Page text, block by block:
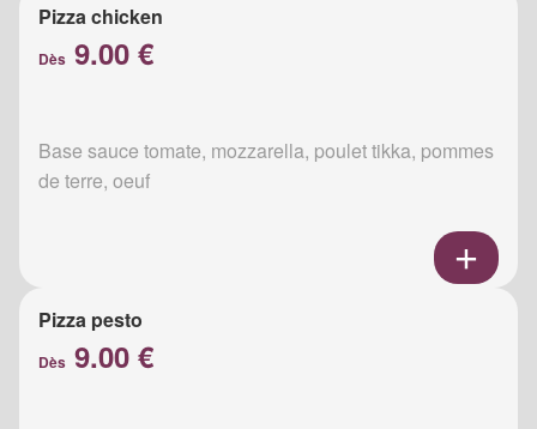
Pizza chicken
Dès 9.00 €
Base sauce tomate, mozzarella, poulet tikka, pommes
de terre, oeuf
Pizza pesto
Dès 9.00 €